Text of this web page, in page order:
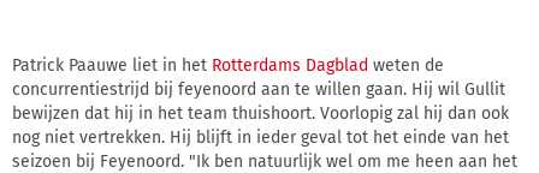
Patrick Paauwe liet in het Rotterdams Dagblad weten de
concurrentiestrijd bij feyenoord aan te willen gaan. Hij wil Gullit
bewijzen dat hij in het team thuishoort. Voorlopig zal hij dan ook
nog niet vertrekken. Hij blijft in ieder geval tot het einde van het
seizoen bij Feyenoord. "Ik ben natuurlijk wel om me heen aan het